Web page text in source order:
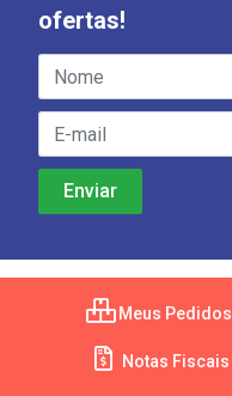
ofertas!
Meus Pedidos
Notas Fiscais